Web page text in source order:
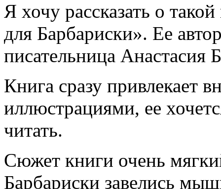
Я хочу рассказать о
для Барбариски». Ее
писательница Анастасия
Книга сразу привлекает
иллюстрациями, ее
читать.
Сюжет книги очень
Барбариски завелись